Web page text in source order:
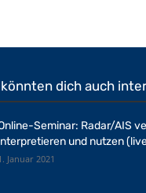
dich auch
Seminar: Radar/AIS
und nutzen
Januar 2021